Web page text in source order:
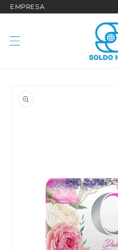
directamente
EMPRESA
información